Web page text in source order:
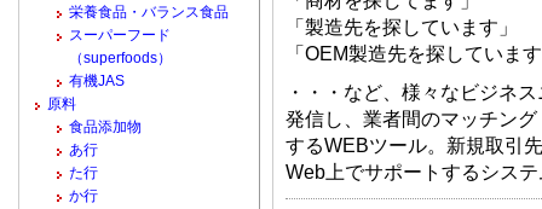
「製造先を探しています」
「OEM製造先を探していま
・・・など、様々なビジネ
発信し、業者間のマッチン
するWEBツール。新規取引
Web上でサポートするシス
栄養食品・バランス食品
スーパーフード
（superfoods）
有機JAS
原料
食品添加物
あ行
た行
か行